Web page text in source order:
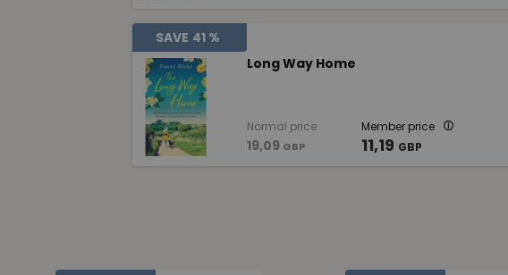
SAVE 41 %
Long Way Home
Normal price
19,09 GBP
Member price
11,19 GBP